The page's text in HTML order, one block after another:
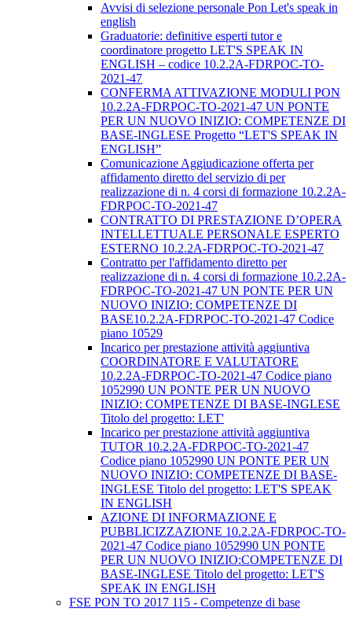
Avvisi di selezione personale Pon Let's speak in
english
Graduatorie: definitive esperti tutor e
coordinatore progetto LET'S SPEAK IN
ENGLISH – codice 10.2.2A-FDRPOC-TO-
2021-47
CONFERMA ATTIVAZIONE MODULI PON
10.2.2A-FDRPOC-TO-2021-47 UN PONTE
PER UN NUOVO INIZIO: COMPETENZE DI
BASE-INGLESE Progetto “LET'S SPEAK IN
ENGLISH”
Comunicazione Aggiudicazione offerta per
affidamento diretto del servizio di per
realizzazione di n. 4 corsi di formazione 10.2.2A-
FDRPOC-TO-2021-47
CONTRATTO DI PRESTAZIONE D’OPERA
INTELLETTUALE PERSONALE ESPERTO
ESTERNO 10.2.2A-FDRPOC-TO-2021-47
Contratto per l'affidamento diretto per
realizzazione di n. 4 corsi di formazione 10.2.2A-
FDRPOC-TO-2021-47 UN PONTE PER UN
NUOVO INIZIO: COMPETENZE DI
BASE10.2.2A-FDRPOC-TO-2021-47 Codice
piano 10529
Incarico per prestazione attività aggiuntiva
COORDINATORE E VALUTATORE
10.2.2A-FDRPOC-TO-2021-47 Codice piano
1052990 UN PONTE PER UN NUOVO
INIZIO: COMPETENZE DI BASE-INGLESE
Titolo del progetto: LET'
Incarico per prestazione attività aggiuntiva
TUTOR 10.2.2A-FDRPOC-TO-2021-47
Codice piano 1052990 UN PONTE PER UN
NUOVO INIZIO: COMPETENZE DI BASE-
INGLESE Titolo del progetto: LET'S SPEAK
IN ENGLISH
AZIONE DI INFORMAZIONE E
PUBBLICIZZAZIONE 10.2.2A-FDRPOC-TO-
2021-47 Codice piano 1052990 UN PONTE
PER UN NUOVO INIZIO:COMPETENZE DI
BASE-INGLESE Titolo del progetto: LET'S
SPEAK IN ENGLISH
FSE PON TO 2017 115 - Competenze di base